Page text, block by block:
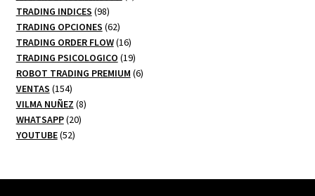
TRADING INDICES 9898
productos
TRADING OPCIONES 6262
productos
TRADING ORDER FLOW 1616
productos
TRADING PSICOLOGICO 1919
productos
ROBOT TRADING PREMIUM 66
VENTAS 154154
productos
VILMA NUÑEZ 88
WHATSAPP 2020
YOUTUBE 5252